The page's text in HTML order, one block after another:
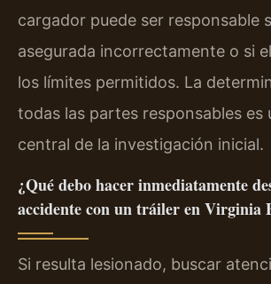
cargador puede ser responsable
asegurada incorrectamente o si
los límites permitidos. La
todas las partes responsables es
central de la investigación inicial.
¿Qué debo hacer inmediatamente
accidente con un tráiler en Virginia
Si resulta lesionado, buscar